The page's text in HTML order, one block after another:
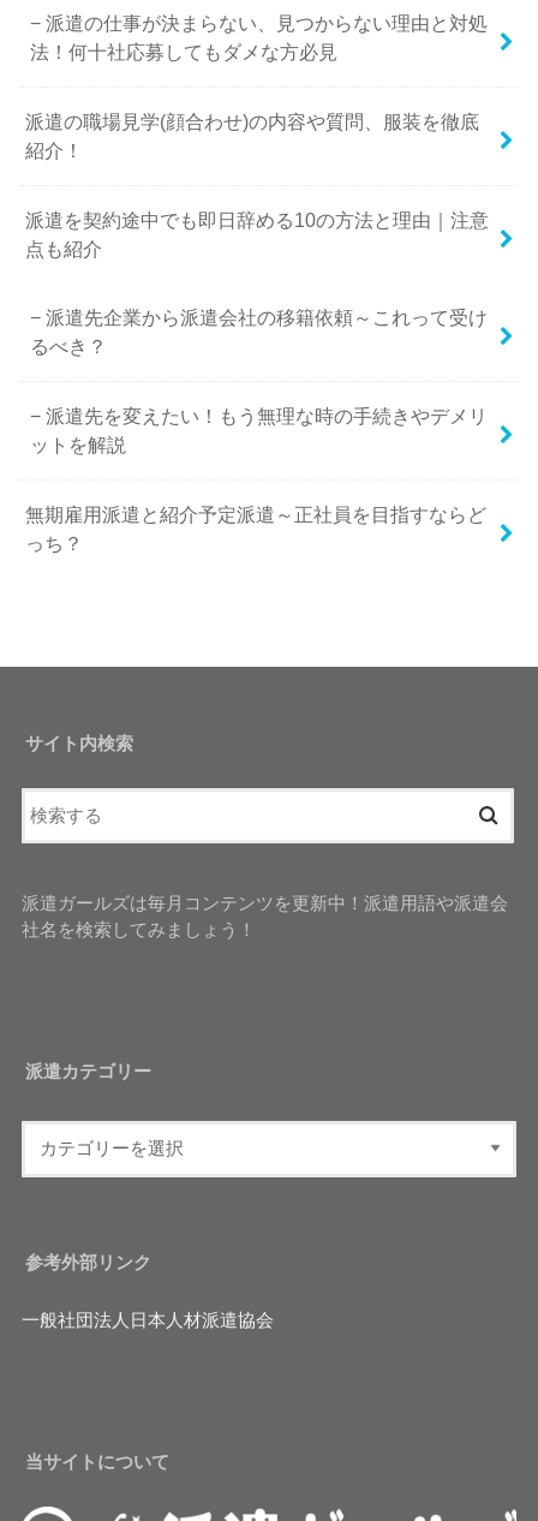
派遣の仕事が決まらない、見つからない理由と対処
法！何十社応募してもダメな方必見
派遣の職場見学(顔合わせ)の内容や質問、服装を徹底
紹介！
派遣を契約途中でも即日辞める10の方法と理由｜注意
点も紹介
派遣先企業から派遣会社の移籍依頼～これって受け
るべき？
派遣先を変えたい！もう無理な時の手続きやデメリ
ットを解説
無期雇用派遣と紹介予定派遣～正社員を目指すならど
っち？
サイト内検索
派遣ガールズは毎月コンテンツを更新中！派遣用語や派遣会
社名を検索してみましょう！
派遣カテゴリー
参考外部リンク
一般社団法人日本人材派遣協会
当サイトについて